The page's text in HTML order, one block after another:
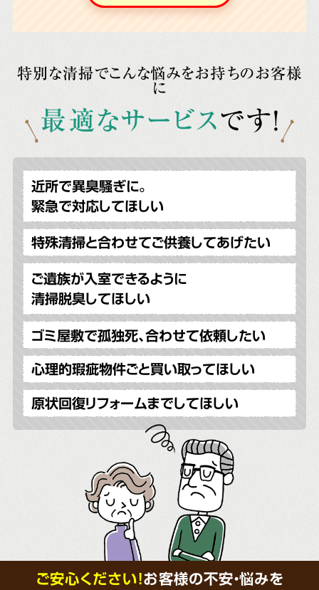
特別な清掃でこんな悩みをお持ちのお客様
に
最適なサービスです!
近所で異臭騒ぎに。
緊急で対応してほしい
特殊清掃と合わせてご供養してあげたい
ご遺族が入室できるように
清掃脱臭してほしい
ゴミ屋敷で孤独死、合わせて依頼したい
心理的瑕疵物件ごと買い取ってほしい
原状回復リフォームまでしてほしい
ご安心ください！お客様の不安・悩みを